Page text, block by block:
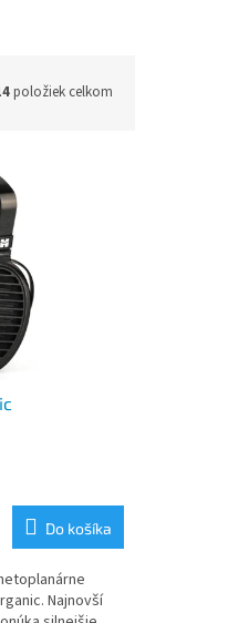
položiek celkom
Do košíka
Najnovší